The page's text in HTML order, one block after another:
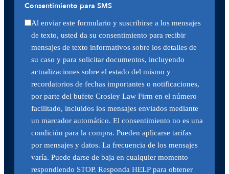
Consentimiento para SMS
Al enviar este formulario y suscribirse a los mensajes
de texto, usted da su consentimiento para recibir
mensajes de texto informativos sobre los detalles de
su caso y para solicitar documentos, incluyendo
actualizaciones sobre el estado del mismo y
recordatorios de fechas importantes o notificaciones,
por parte del bufete Crosley Law Firm en el número
facilitado, incluidos los mensajes enviados mediante
un marcador automático. El consentimiento no es una
condición para la compra. Pueden aplicarse tarifas
por mensajes y datos. La frecuencia de los mensajes
varía. Puede darse de baja en cualquier momento
respondiendo STOP. Responda HELP para obtener